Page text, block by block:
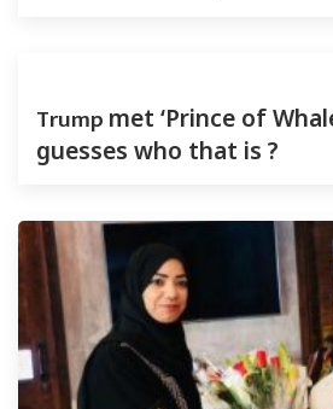
Trump met ‘Prince of
guesses who that is ?